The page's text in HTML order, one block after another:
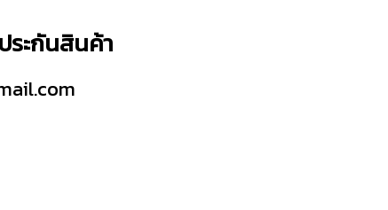
ระกันสินค้า